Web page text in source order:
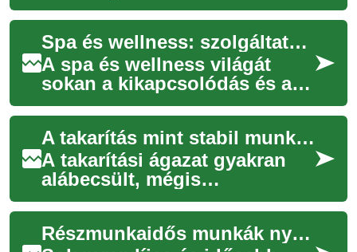
felkészülés különösen fontos
idősebbek számára. Cikkünk
áttekinti, ho...
Spa és wellness: szolgáltatások, thermal fürdők, családi lehetőségek
A spa és wellness világát
sokan a kikapcsolódás és a
testi-lelki regeneráció
szinonimájaként értelmezik.
Ez a cikk át...
A takarítás mint stabil munkalehetőség
A takarítási ágazat gyakran
alábecsült, mégis
létfontosságú szerepet tölt be
a társadalomban és a
gazdaságban. Stabil...
Részmunkaidős munkák nyugdíjasoknak: gyakorlati útmutató